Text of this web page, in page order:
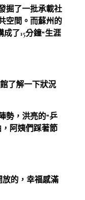
掘了一批承載社
空間。而蘇州的
了15分鐘“生涯
了解一下狀況
勢，洪亮的“乒
阿姨們踩著節
放的，幸福感滿